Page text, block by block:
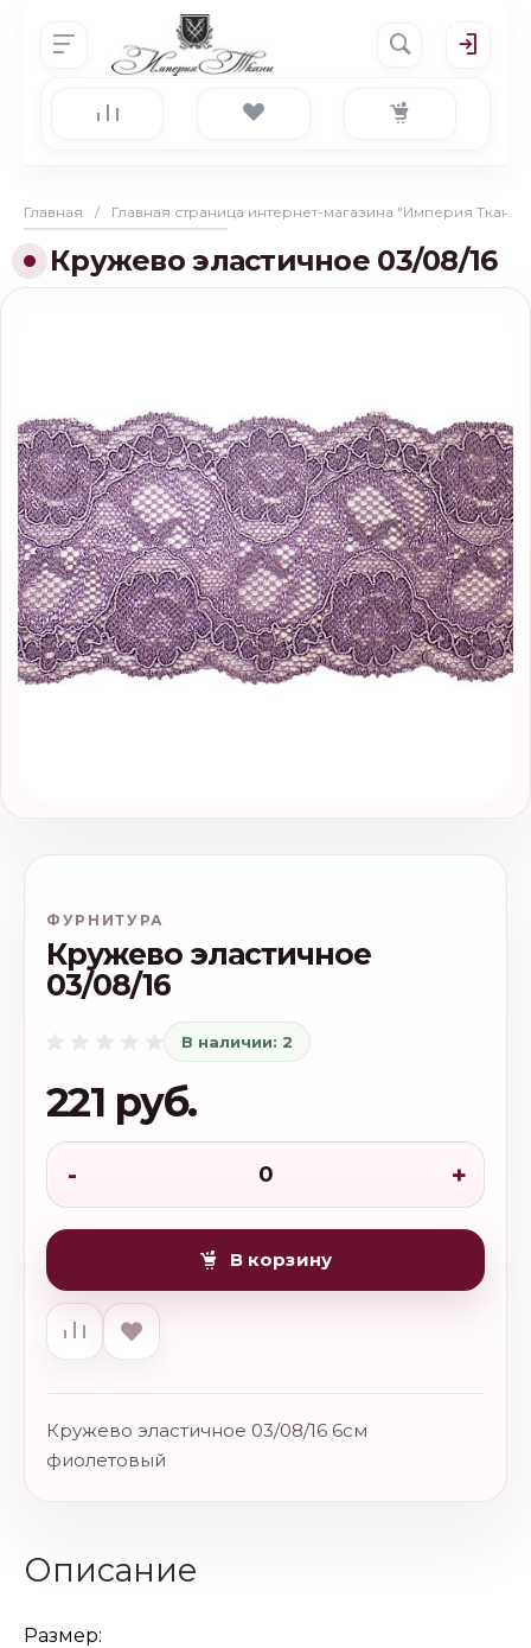
Главная / Главная страница интернет-магазина "Империя Ткани"
Кружево эластичное 03/08/16
ФУРНИТУРА
Кружево эластичное
03/08/16
В наличии: 2
221 руб.
- +
В корзину
Кружево эластичное 03/08/16 6см
фиолетовый
Описание
Размер: